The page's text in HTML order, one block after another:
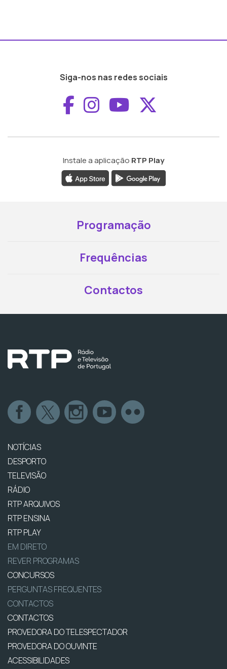
Siga-nos nas redes sociais
Aceder ao
Aceder ao
Aceder ao
Instale a aplicação RTP Play
Programação
Frequências
Contactos
NOTÍCIAS
DESPORTO
TELEVISÃO
RÁDIO
RTP ARQUIVOS
RTP ENSINA
RTP PLAY
EM DIRETO
REVER PROGRAMAS
CONCURSOS
PERGUNTAS FREQUENTES
CONTACTOS
CONTACTOS
PROVEDORA DO TELESPECTADOR
PROVEDORA DO OUVINTE
ACESSIBILIDADES